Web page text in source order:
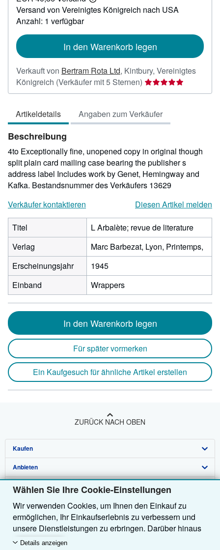
Wählen Sie Ihre Cookie-Einstellungen
Wir verwenden Cookies, um Ihnen den Einkauf zu
ermöglichen, Ihr Einkaufserlebnis zu verbessern und
unsere Dienstleistungen zu erbringen. Darüber hinaus
verwenden wir Cookies, um nachzuvollziehen, wie
Details anzeigen
Weitere
Informationen
Versand von Vereinigtes Königreich nach USA
Anzahl: 1 verfügbar
In den Warenkorb legen
Verkauft von Bertram Rota Ltd, Kintbury, Vereinigtes
Königreich (Verkäufer mit 5 Sternen) Verkäuferbewertung
5
5
Sternen
Artikeldetails Angaben zum Verkäufer
Beschreibung
4to Exceptionally fine, unopened copy in original though
split plain card mailing case bearing the publisher s
address label Includes work by Genet, Hemingway and
Kafka. Bestandsnummer des Verkäufers 13629
Verkäufer kontaktieren
Diesen Artikel melden
Titel
L Arbalète; revue de literature
Verlag
Marc Barbezat, Lyon, Printemps,
Erscheinungsjahr
1945
Einband
Wrappers
In den Warenkorb legen
Für später vormerken
Ein Kaufgesuch für ähnliche Artikel erstellen
ZURÜCK NACH OBEN
Kaufen
Detailsuche
Sammlungen
Nutzerkonto
Meine Bestellungen
Warenkorb
Anbieten
Verkäufer werden
Partnerprogramm
Empfehlen Sie einen Verkäufer
Über uns
Über uns / Impressum
Presse
Karriere
Hilfe
Hilfebereich
Kundenservice
Weitere AbeBooks Unternehmen
AbeBooks.com
AbeBooks folgen